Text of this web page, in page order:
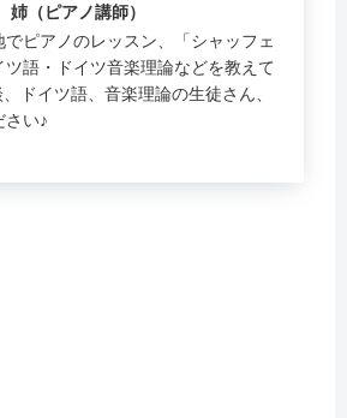
姉（ピアノ講師）
でピアノのレッスン、「シャッフェ
ツ語・ドイツ音楽理論などを教えて
ドイツ語、音楽理論の生徒さん、
さい♪